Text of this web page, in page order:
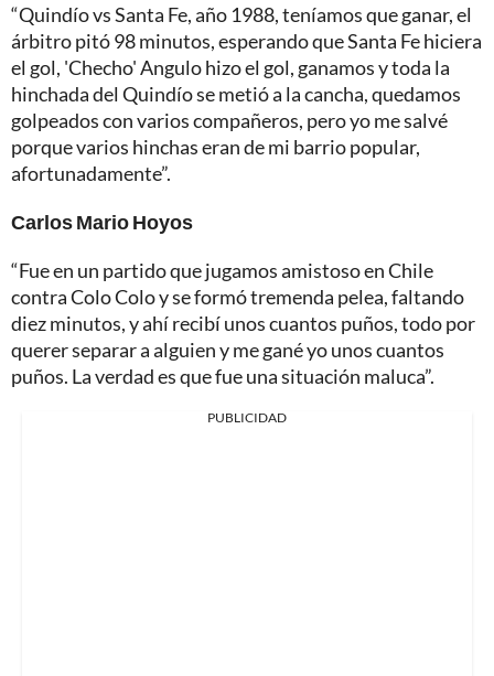
“Quindío vs Santa Fe, año 1988, teníamos que ganar, el
árbitro pitó 98 minutos, esperando que Santa Fe hiciera
el gol, 'Checho' Angulo hizo el gol, ganamos y toda la
hinchada del Quindío se metió a la cancha, quedamos
golpeados con varios compañeros, pero yo me salvé
porque varios hinchas eran de mi barrio popular,
afortunadamente”.
Carlos Mario Hoyos
“Fue en un partido que jugamos amistoso en Chile
contra Colo Colo y se formó tremenda pelea, faltando
diez minutos, y ahí recibí unos cuantos puños, todo por
querer separar a alguien y me gané yo unos cuantos
puños. La verdad es que fue una situación maluca”.
PUBLICIDAD